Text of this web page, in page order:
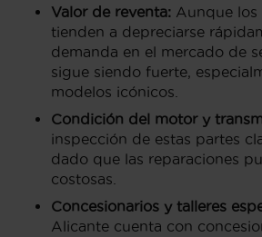
Valor de reventa: Aunque los
tienden a depreciarse
demanda en el mercado de
sigue siendo fuerte,
modelos icónicos.
Condición del motor y
inspección de estas partes
dado que las reparaciones
costosas.
Concesionarios y talleres
Alicante cuenta con